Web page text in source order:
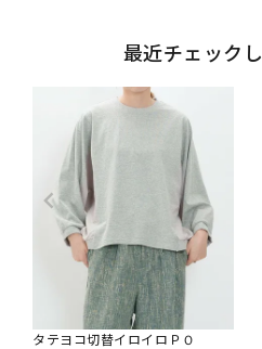
最近チェック
タテヨコ切替イロイロＰＯ